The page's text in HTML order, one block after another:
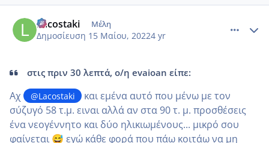
Lacostaki Μέλη
Δημοσίευση 15 Μαίου, 20224 yr
στις πριν 30 λεπτά, ο/η evaioan είπε:
Αχ @Lacostaki
και εμένα αυτό που μένω με τον
σύζυγό 58 τ.μ. ειναι αλλά αν στα 90 τ. μ. προσθέσεις
ένα νεογέννητο και δύο ηλικιωμένους... μικρό σου
φαίνεται 😅 εγώ κάθε φορά που πάω κοιτάω να μη